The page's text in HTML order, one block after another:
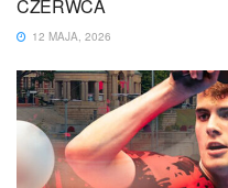
CZERWCA
12 MAJA, 2026